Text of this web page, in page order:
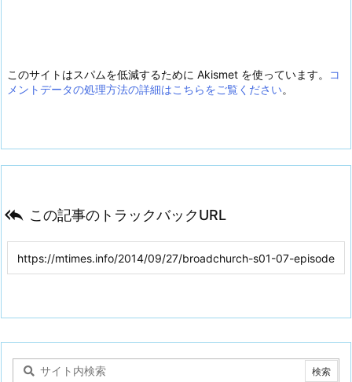
このサイトはスパムを低減するために Akismet を使っています。
コ
メントデータの処理方法の詳細はこちらをご覧ください。
 この記事のトラックバックURL